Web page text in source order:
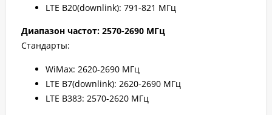
LTE B20(downlink): 791-821 МГц
Диапазон частот: 2570-2690 МГц
Стандарты:
WiMax: 2620-2690 МГц
LTE B7(downlink): 2620-2690 МГц
LTE B383: 2570-2620 МГц